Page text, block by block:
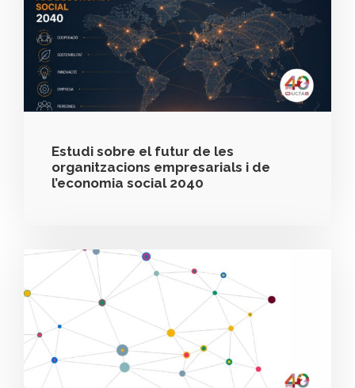
Estudi sobre el futur de les
organitzacions empresarials i de
l’economia social 2040